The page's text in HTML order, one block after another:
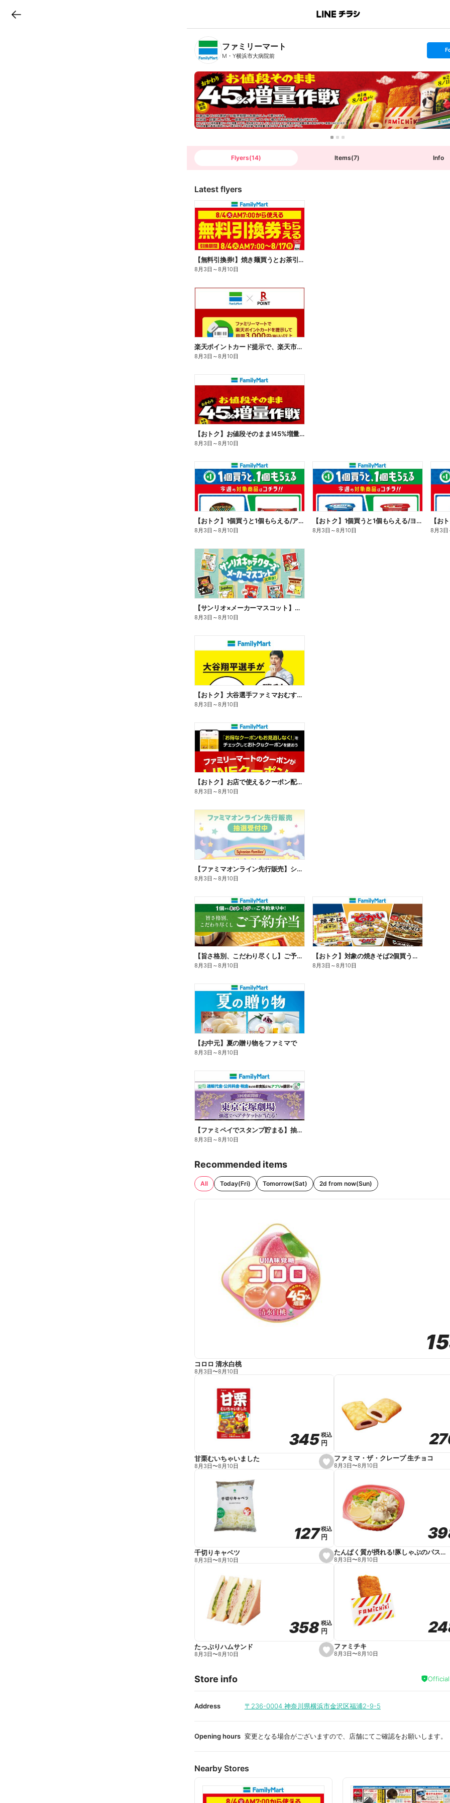
B
n
T
ファミリーマート
M・Y横浜市大病院前
s
t
o
l
l
o
w
Flyers(14) Items(7) Info
Latest flyers
【無料引換券!】焼き麺買うとお茶引換券貰える!
8月3日 ～8月10日
楽天ポイントカード提示で、楽天市場でのお買い物がおトクに!
8月3日 ～8月10日
【おトク】お値段そのまま!45%増量作戦!
8月3日 ～8月10日
【おトク】1個買うと1個もらえる/アイス
8月3日 ～8月10日
【おトク】1個買うと1個もらえる/ヨーグルト
8月3日 ～8月10日
【お
8月3日
【サンリオ×メーカーマスコット】オリジナルグッズ貰える!
8月3日 ～8月10日
【おトク】大谷選手ファミマおむすび割
8月3日 ～8月10日
【おトク】お店で使えるクーポン配信中
8月3日 ～8月10日
【ファミマオンライン先行販売】シルバニアファミリー
8月3日 ～8月10日
【旨さ格別、こだわり尽くし】ご予約弁当
8月3日 ～8月10日
【おトク】対象の焼きそば2個買うと100円引き!
8月3日 ～8月10日
【お中元】夏の贈り物をファミマで
8月3日 ～8月10日
【ファミペイでスタンプ貯まる】抽選でペアチケットが当たる!
8月3日 ～8月10日
Recommended items
All Today(Fri) Tomorrow(Sat) 2d from now(Sun)
コロロ 清水白桃
8月3日〜8月10日
s
e
e
345
345税込
税込
円
円
甘栗むいちゃいました
8月3日〜8月10日
ファミマ・ザ・クレープ 生チョコ
8月3日〜8月10日
s
e
e
127
127税込
税込
円
円
千切りキャベツ
8月3日〜8月10日
たんぱく質が摂れる!豚しゃぶのパスタサラダ
8月3日〜8月10日
s
e
i
t
358
358税込
税込
円
円
たっぷりハムサンド
8月3日〜8月10日
ファミチキ
8月3日〜8月10日
Store info
Address 〒236-0004 神奈川県横浜市金沢区福浦2-9-5
Opening hours 変更となる場合がございますので、店舗にてご確認をお願いします。
Nearby Stores